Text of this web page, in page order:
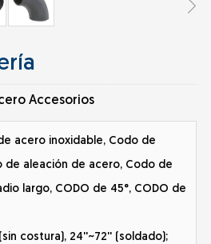
Accesorios
acero inoxidable, Codo de
de aleación de acero, Codo de
largo, CODO de 45°, CODO de
costura), 24''~72'' (soldado);